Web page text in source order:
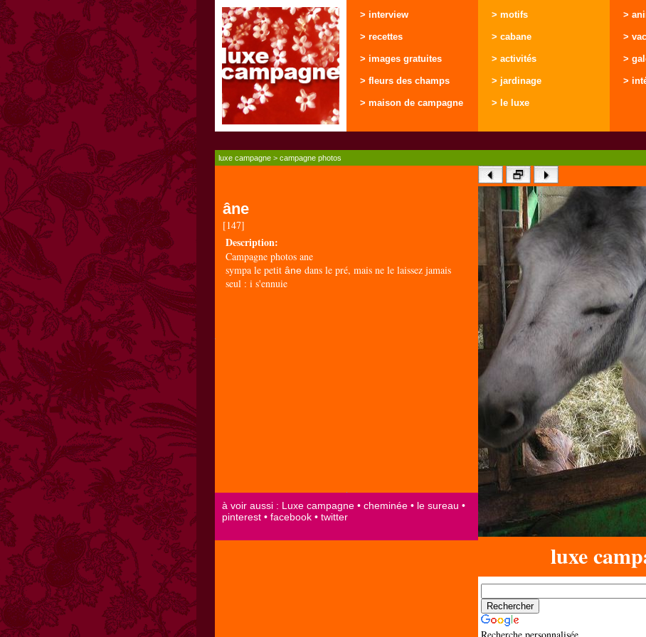
> interview
> recettes
> images gratuites
> fleurs des champs
> maison de campagne
> motifs
> cabane
> activités
> jardinage
> le luxe
>
>
>
>
luxe campagne > campagne photos
âne
[147]
Description:
Campagne photos ane
sympa le petit âne dans le pré, mais ne le laissez jamais
seul : i s'ennuie
luxe